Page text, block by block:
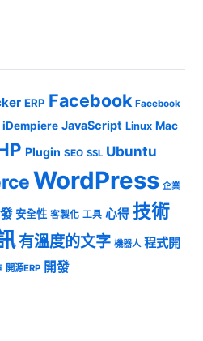
ERP Facebook Facebook
iDempiere JavaScript Linux Mac
Plugin SEO SSL Ubuntu
WordPress 企業
安全性 客製化 工具 心得 技術
有溫度的文字 機器人 程式開
開源ERP 開發